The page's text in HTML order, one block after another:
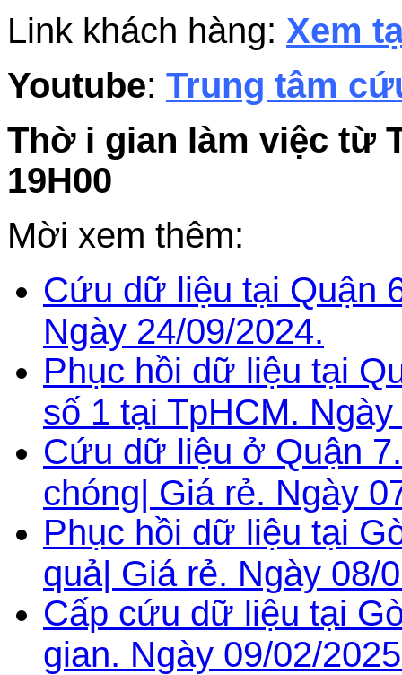
Link khách hàng: Xem
Youtube: Trung tâm
Thờ i gian làm việc từ
19H00
Mời xem thêm:
Cứu dữ liệu tại Quận
Ngày 24/09/2024.
Phục hồi dữ liệu tại
số 1 tại TpHCM.
Cứu dữ liệu ở Quận
chóng| Giá rẻ. Ngày
Phục hồi dữ liệu tại
quả| Giá rẻ. Ngày 08/
Cấp cứu dữ liệu tại
gian. Ngày 09/02/